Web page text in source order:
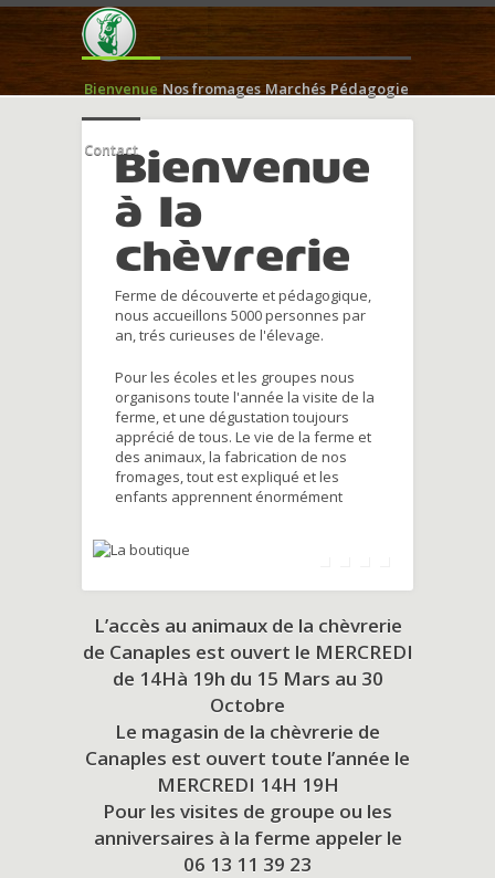
Bienvenue Nos fromages Marchés Pédagogie
ContactBienvenue
à la
chèvrerie
Ferme de découverte et pédagogique,
nous accueillons 5000 personnes par
an, trés curieuses de l'élevage.
Pour les écoles et les groupes nous
organisons toute l'année la visite de la
ferme, et une dégustation toujours
apprécié de tous. Le vie de la ferme et
des animaux, la fabrication de nos
fromages, tout est expliqué et les
enfants apprennent énormément
L’accès au animaux de la chèvrerie
de Canaples est ouvert le MERCREDI
de 14Hà 19h du 15 Mars au 30
Octobre
Le magasin de la chèvrerie de
Canaples est ouvert toute l’année le
MERCREDI 14H 19H
Pour les visites de groupe ou les
anniversaires à la ferme appeler le
06 13 11 39 23